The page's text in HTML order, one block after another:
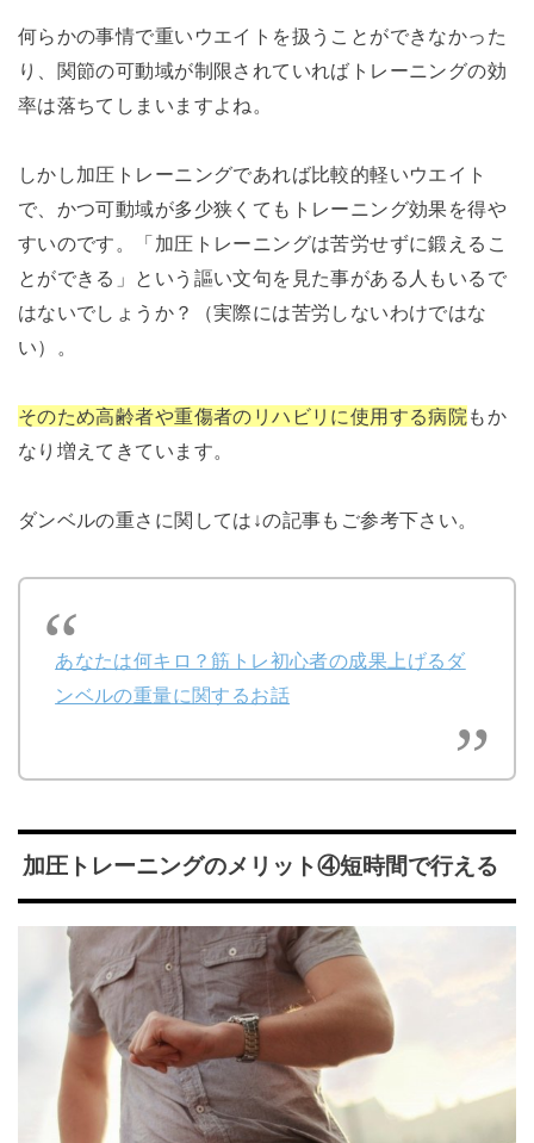
何らかの事情で重いウエイトを扱うことができなかった
り、関節の可動域が制限されていればトレーニングの効
率は落ちてしまいますよね。
しかし加圧トレーニングであれば比較的軽いウエイト
で、かつ可動域が多少狭くてもトレーニング効果を得や
すいのです。「加圧トレーニングは苦労せずに鍛えるこ
とができる」という謳い文句を見た事がある人もいるで
はないでしょうか？（実際には苦労しないわけではな
い）。
そのため高齢者や重傷者のリハビリに使用する病院 もか
なり増えてきています。
ダンベルの重さに関しては↓の記事もご参考下さい。
あなたは何キロ？筋トレ初心者の成果上げるダ
ンベルの重量に関するお話
加圧トレーニングのメリット④短時間で行える